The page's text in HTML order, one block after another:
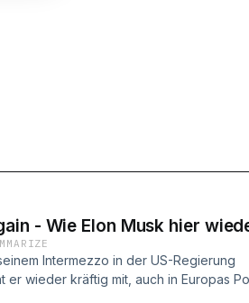
- Wie Elon Musk hier
Intermezzo in der US-Regierung
er wieder kräftig mit, auch in Europas